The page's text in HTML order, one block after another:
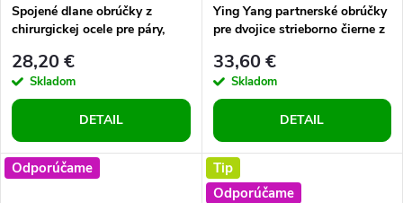
Spojené dlane obrúčky z
chirurgickej ocele pre páry,
28,20 €
Skladom
DETAIL
Ying Yang partnerské obrúčky
pre dvojice strieborno čierne z
33,60 €
Skladom
DETAIL
Odporúčame
Tip
Odporúčame